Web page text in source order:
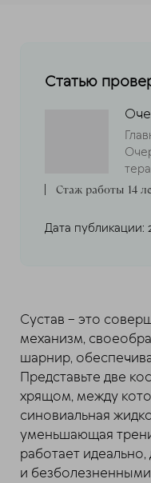
Статью
Стаж работы 14
Дата публикации:
Сустав – это
механизм,
шарнир,
Представьте две
хрящом, между
синовиальная
уменьшающая
работает
и